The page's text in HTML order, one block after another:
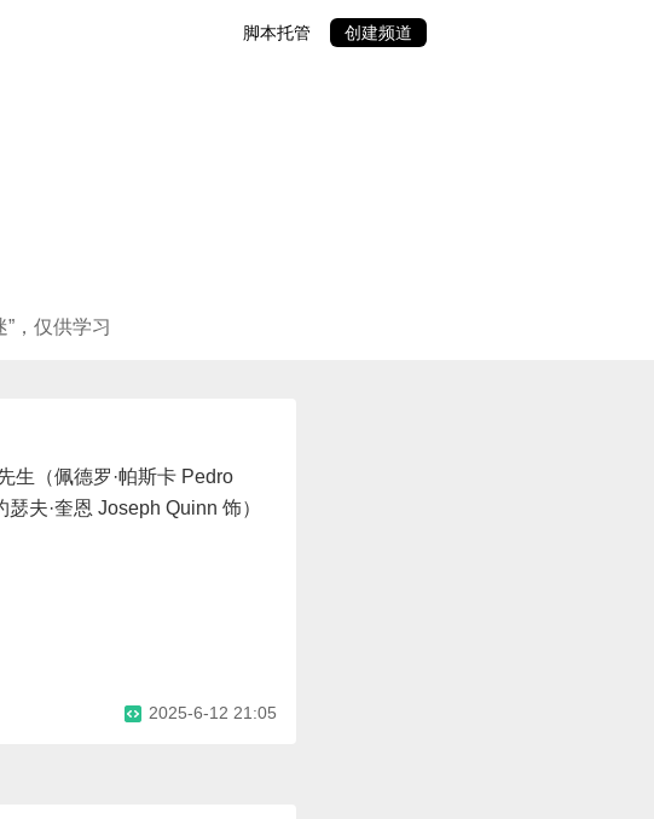
脚本托管 创建频道
，仅供学习
生（佩德罗·帕斯卡 Pedro
夫·奎恩 Joseph Quinn 饰）
2025-6-12 21:05